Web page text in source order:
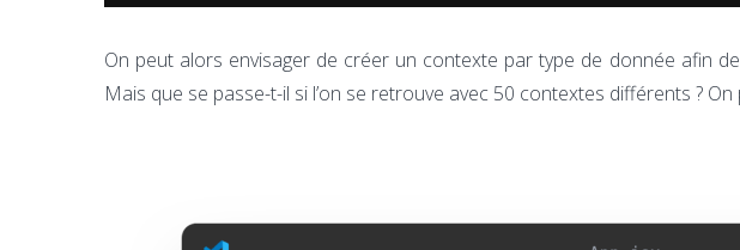
On peut alors envisager de créer un contexte par type de donnée afin
Mais que se passe-t-il si l’on se retrouve avec 50 contextes différents ?